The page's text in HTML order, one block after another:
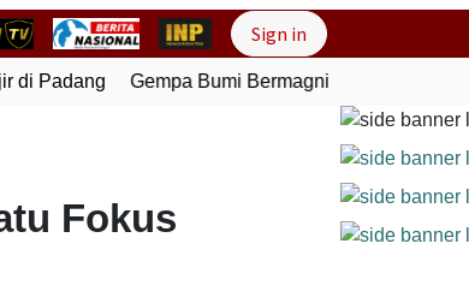
Sign in
Padang Gempa Bumi Bermagnitudo 5,1 Kembali
Fokus